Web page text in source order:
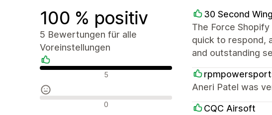
100 % positiv
5 Bewertungen für alle
Voreinstellungen
Positive Bewertungen
5
Neutrale Bewertungen
0
30 Second
The Force
quick to respond,
and outstanding
Aneri Patel was
CQC Airsoft